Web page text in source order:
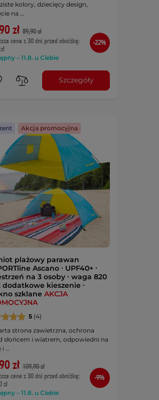
kolory, dziecięcy design,
na …
zł 89,90 zł
cena z 30 dni przed obniżką:
– 11.8. u Ciebie
-22%
Szczegóły
Akcja promocyjna
plażowy parawan
Ascano ∙ UPF40+ ∙
na 3 osoby ∙ waga 820
dodatkowe kieszenie ∙
szklane AKCJA
5(4)
strona zawietrzna, ochrona
słońcem i wiatrem, odpowiedni na
…
zł 109,90 zł
cena z 30 dni przed obniżką:
zł
– 11.8. u Ciebie
-9%